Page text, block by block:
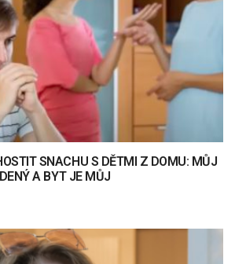
SNACHU S DĚTMI Z DOMU: MŮJ
A BYT JE MŮJ